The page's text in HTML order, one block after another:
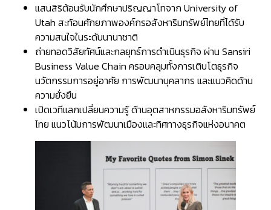
แสนสิริต้อนรับนักศึกษาปริญญาโทจาก University of
Utah สะท้อนศักยภาพองค์กรอสังหาริมทรัพย์ไทยที่ได้รับ
ความสนใจในระดับนานาชาติ
ถ่ายทอดวิสัยทัศน์และกลยุทธ์การดำเนินธุรกิจ ผ่าน Sansiri
Business Value Chain ครอบคลุมทั้งการเติบโตธุรกิจ
นวัตกรรมการอยู่อาศัย การพัฒนาบุคลากร และแนวคิดด้าน
ความยั่งยืน
เปิดเวทีแลกเปลี่ยนความรู้ ด้านอุตสาหกรรมอสังหาริมทรัพย์
ไทย แนวโน้มการพัฒนาเมืองและทิศทางธุรกิจแห่งอนาคต